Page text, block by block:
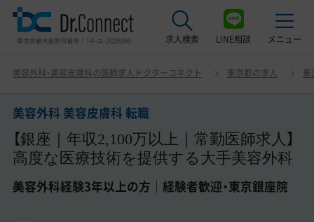
求人検索 LINE相談 メニュー
美容クリニック見学ご希望の方はこちら
サービス紹介
ドクターコネクトの強み
美容外科・美容皮膚科の医師求人ドクターコネクト 東京都の求人 東
美容外科 美容皮膚科 転職
【銀座｜年収2,100万以上｜常勤医師求人】
高度な医療技術を提供する大手美容外科
美容外科経験3年以上の方｜経験者歓迎・東京銀座院
美容外科 美容皮膚科 転職 【銀座｜年収2,100万以上｜常勤
医師求人】高度な医療技術を提供する大手美容外科 美容外